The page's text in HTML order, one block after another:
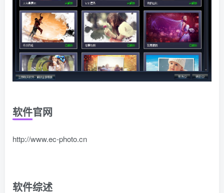
软件官网
http://www.ec-photo.cn
软件综述